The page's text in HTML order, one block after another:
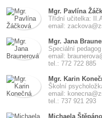
Mgr. Pavlína
Třídní učitelka:
email:
Mgr. Jana
Speciální pedagog
email:
tel.: 772 722 885
Mgr. Karin
Školní
email:
tel.: 737 921 293
Michaela